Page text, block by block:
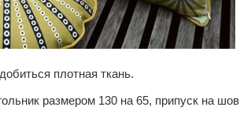
плотная ткань.
размером 130 на 65, припуск на шов